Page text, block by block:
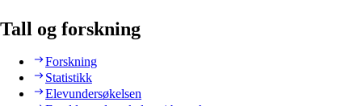
Tall og forskning
Forskning
Statistikk
Elevundersøkelsen